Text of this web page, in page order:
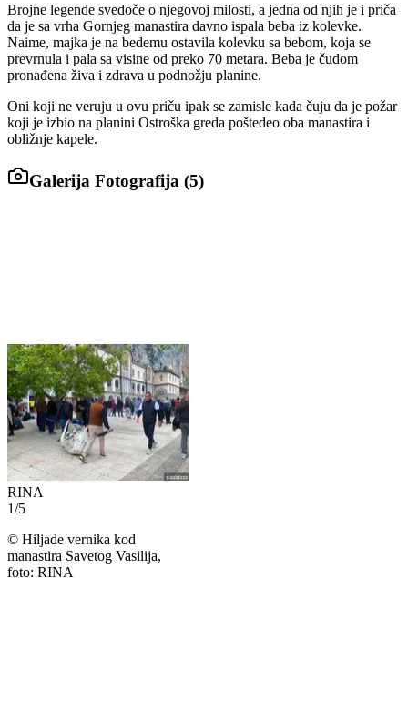
Brojne legende svedoče o njegovoj milosti, a jedna od njih je i priča
da je sa vrha Gornjeg manastira davno ispala beba iz kolevke.
Naime, majka je na bedemu ostavila kolevku sa bebom, koja se
prevrnula i pala sa visine od preko 70 metara. Beba je čudom
pronađena živa i zdrava u podnožju planine.
Oni koji ne veruju u ovu priču ipak se zamisle kada čuju da je požar
koji je izbio na planini Ostroška greda poštedeo oba manastira i
obližnje kapele.
Galerija Fotografija (5)
RINA
1/5
© Hiljade vernika kod
manastira Savetog Vasilija,
foto: RINA